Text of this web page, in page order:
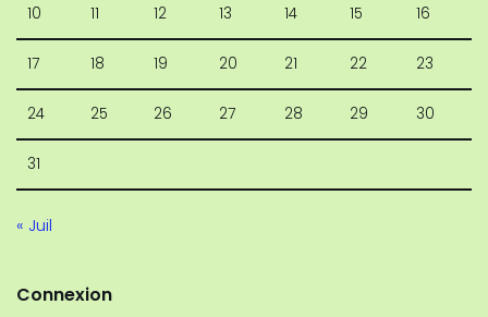
10 11 12 13 14 15 16
17 18 19 20 21 22 23
24 25 26 27 28 29 30
31
« Juil
Connexion